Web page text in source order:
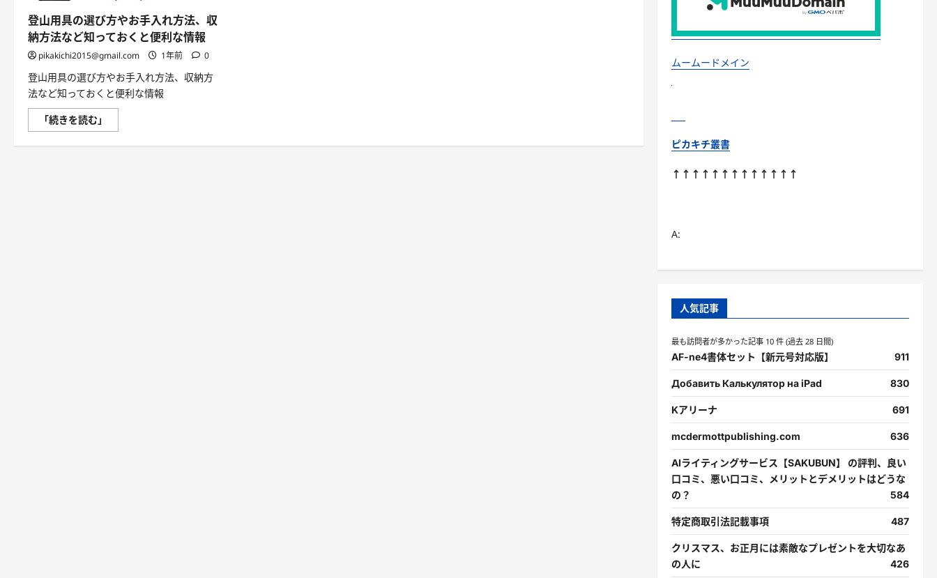
登山用具の選び方やお手入れ方法、収
納方法など知っておくと便利な情報
pikakichi2015@gmail.com 1年前 0
登山用具の選び方やお手入れ方法、収納方
法など知っておくと便利な情報
「続きを読む」
山
具
ムームードメイン
ピカキチ叢書
↑↑↑↑↑↑↑↑↑↑↑↑↑
A:
人気記事
最も訪問者が多かった記事 10 件 (過去 28 日間)
AF-ne4書体セット【新元号対応版】 911
Добавить Калькулятор на iPad 830
Kアリーナ 691
mcdermottpublishing.com 636
AIライティングサービス【SAKUBUN】 の評判、良い
口コミ、悪い口コミ、メリットとデメリットはどうな
の？
584
特定商取引法記載事項 487
クリスマス、お正月には素敵なプレゼントを大切なあ
の人に
426